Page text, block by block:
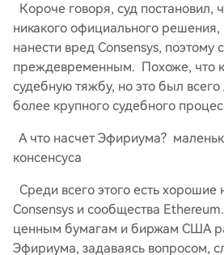
Короче говоря, суд постановил,
никакого официального
нанести вред Consensys, поэтому
преждевременным. Похоже, что
судебную тяжбу, но это был
более крупного судебного
А что насчет Эфириума?
консенсуса
Среди всего этого есть хорошие
Consensys и сообщества
ценным бумагам и биржам США
Эфириума, задаваясь вопросом,